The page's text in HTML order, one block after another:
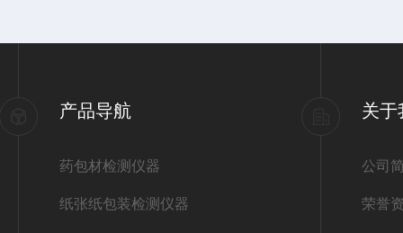
产品导航
药包材检测仪器
纸张纸包装检测仪器
关于
公司
荣誉